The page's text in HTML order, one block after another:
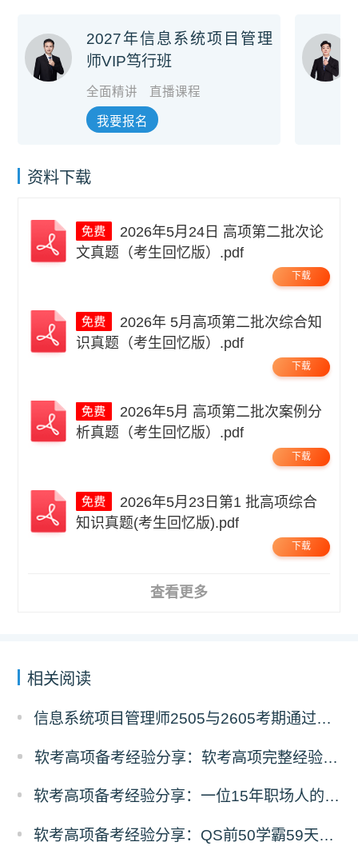
2027年信息系统项目管理
师VIP笃行班
全面精讲 直播课程
我要报名
资料下载
文真题（考生回忆版）.pdf
下载
识真题（考生回忆版）.pdf
下载
析真题（考生回忆版）.pdf
下载
知识真题(考生回忆版).pdf
下载
查看更多
相关阅读
信息系统项目管理师2505与2605考期通过人数深度对比分析
软考高项备考经验分享：软考高项完整经验教训复盘
软考高项备考经验分享：一位15年职场人的68天高项备考经验
软考高项备考经验分享：QS前50学霸59天零基础高项冲刺之路